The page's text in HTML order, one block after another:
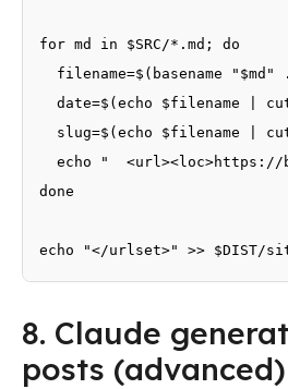
for md in $SRC/*.md; do
filename=$(basename "$md"
date=$(echo $filename |
slug=$(echo $filename |
echo "
done
echo "</urlset>" >> $DIST/
8. Claude
posts (advanced)